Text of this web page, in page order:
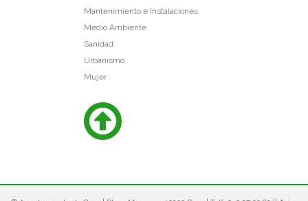
Mantenimiento e Instalaciones
Medio Ambiente
Sanidad
Urbanismo
Mujer